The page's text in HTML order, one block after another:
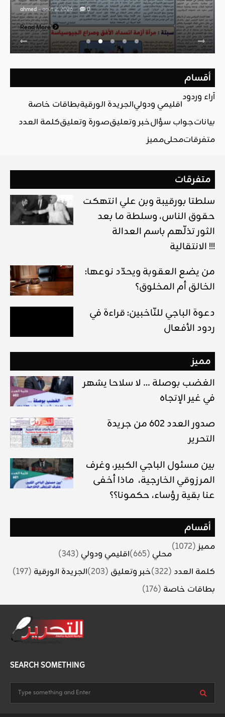
ahmed - août 2, 2026 0
Read More
أقسام
آراء وردود
اقليمي ودوليالجريدة الورقيةبطاقات خاصة
بياناتجواب سؤالخبر وتعليقصورة وتعليقكلمة العدد
متفرقاتمحليمميز
متفرقات
سلطتا بورقيبة وبن علي انتهكت
حقوق الناس، وسلطة ما بعد
الثور تذلّهم باسم العدالة
الانتقالية !!!
من يضع العقوبة ويحدّد نوعها:
الخالق أم المخلوق؟
دعوة الباجي للنّاخبين: قراءة في
ردود الأفعال
مميز
الغضب بوصلة … لا سلاحا يشهر
في غير الإتجاه
صدور العدد 602 من جريدة
التحرير
بين مسئول الباجي الكبير، وغرف
المرزوقي الخارجية، ماذا أخفى
عنا بقية رؤساء، حكمونا؟؟
أقسام
مميز(1072)
محلي (665) اقليمي ودولي (343)
كلمة العدد (322) خبر وتعليق (203) الجريدة الورقية (197)
بطاقات خاصة (176)
SEARCH SOMETHING